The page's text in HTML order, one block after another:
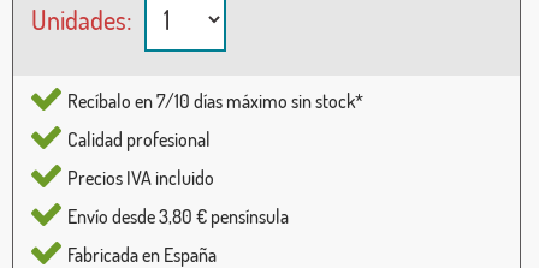
Unidades:
Recíbalo en 7/10 días máximo sin stock*
Calidad profesional
Precios IVA incluido
Envío desde 3,80 € pensínsula
Fabricada en España